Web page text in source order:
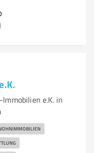
e.K. in